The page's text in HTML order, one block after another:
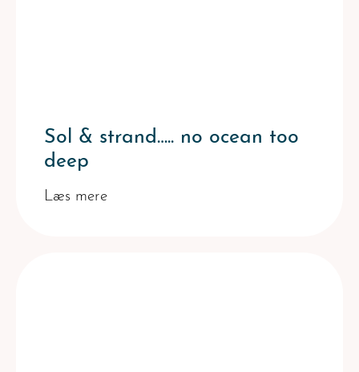
Sol & strand….. no ocean too
deep
Læs mere